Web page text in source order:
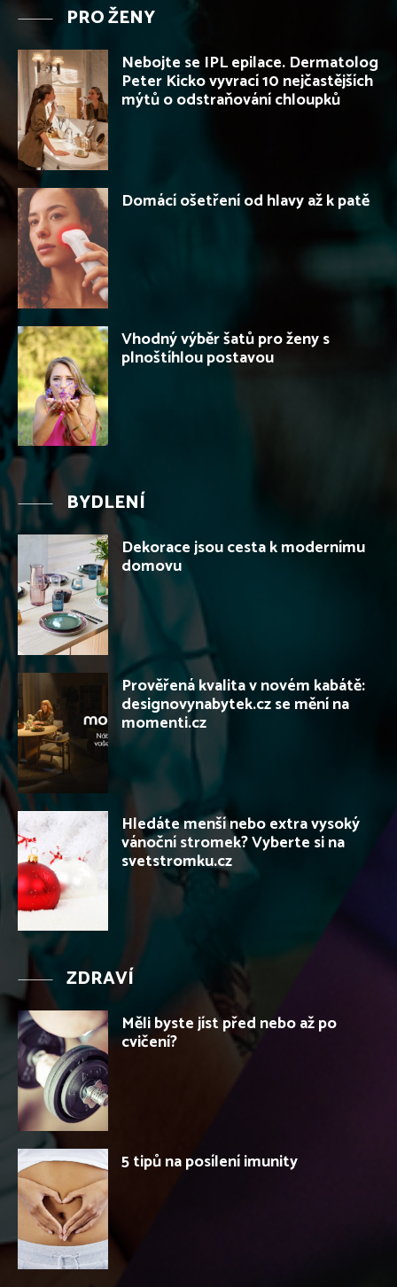
PRO ŽENY
Nebojte se IPL epilace. Dermatolog
Peter Kicko vyvrací 10 nejčastějších
mýtů o odstraňování chloupků
Domácí ošetření od hlavy až k patě
Vhodný výběr šatů pro ženy s
plnoštíhlou postavou
BYDLENÍ
Dekorace jsou cesta k modernímu
domovu
Prověřená kvalita v novém kabátě:
designovynabytek.cz se mění na
momenti.cz
Hledáte menší nebo extra vysoký
vánoční stromek? Vyberte si na
svetstromku.cz
ZDRAVÍ
Měli byste jíst před nebo až po
cvičení?
5 tipů na posílení imunity